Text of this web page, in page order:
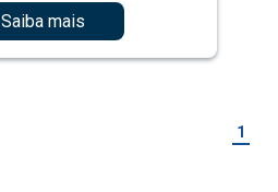
Saiba mais
1